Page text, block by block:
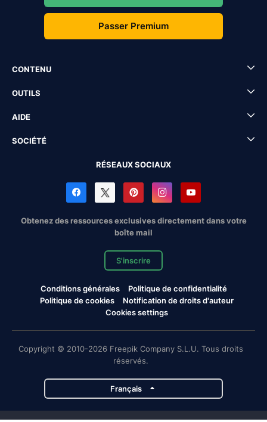
Passer Premium
CONTENU
OUTILS
AIDE
SOCIÉTÉ
RÉSEAUX SOCIAUX
Obtenez des ressources exclusives directement dans votre
boîte mail
S'inscrire
Conditions générales
Politique de confidentialité
Politique de cookies
Notification de droits d'auteur
Cookies settings
Copyright © 2010-2026 Freepik Company S.L.U. Tous droits
réservés.
Français